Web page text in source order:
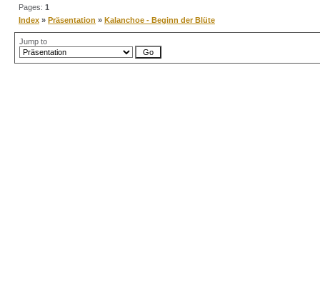
Pages: 1
Index » Präsentation » Kalanchoe - Beginn der Blüte
Jump to